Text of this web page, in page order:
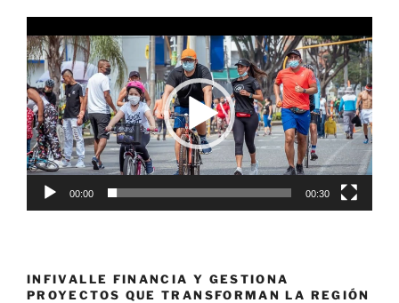
de
vídeo
00:00 00:30
INFIVALLE FINANCIA Y GESTIONA
PROYECTOS QUE TRANSFORMAN LA REGIÓN